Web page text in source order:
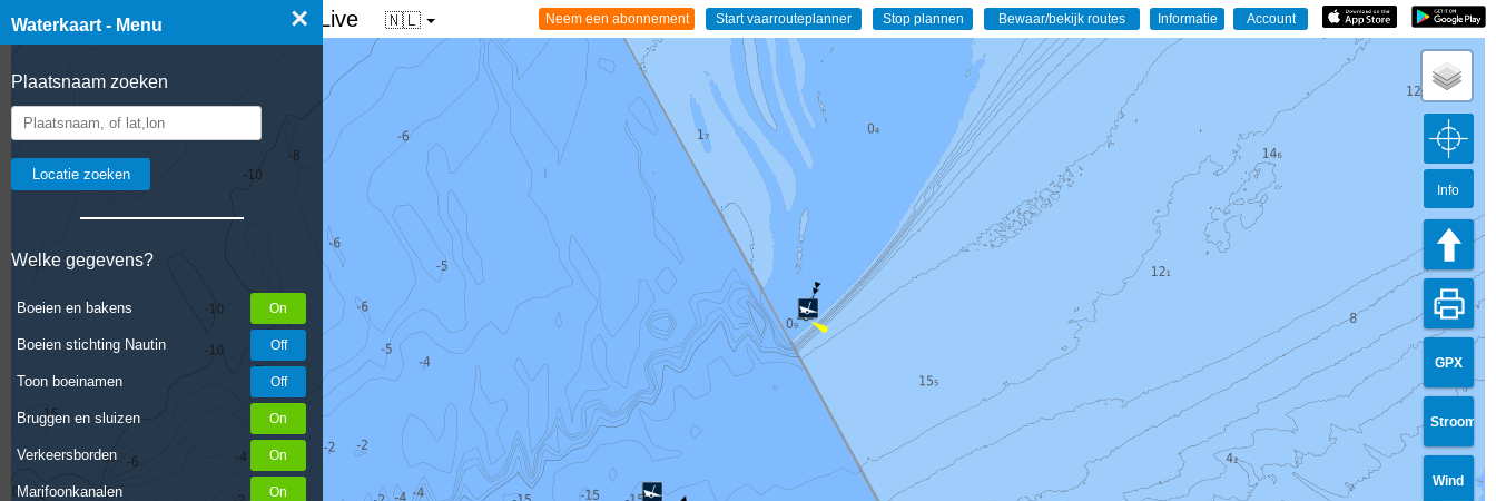
Waterkaart - Menu ×
Plaatsnaam zoeken
Welke gegevens?
Boeien en bakens
Boeien stichting Nautin
Toon boeinamen
Bruggen en sluizen
Verkeersborden
Marifoonkanalen
☰ Waterkaart van Nederland - Live 🇳🇱
GPX
Stroom
Wind
Info